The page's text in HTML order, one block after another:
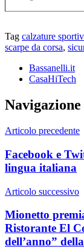
Tag calzature
scarpe da corsa,
Bassanelli.it
CasaHiTech
Articolo precedente
Facebook e
lingua italiana
Articolo successivo
Mionetto
Ristorante El
dell’anno”